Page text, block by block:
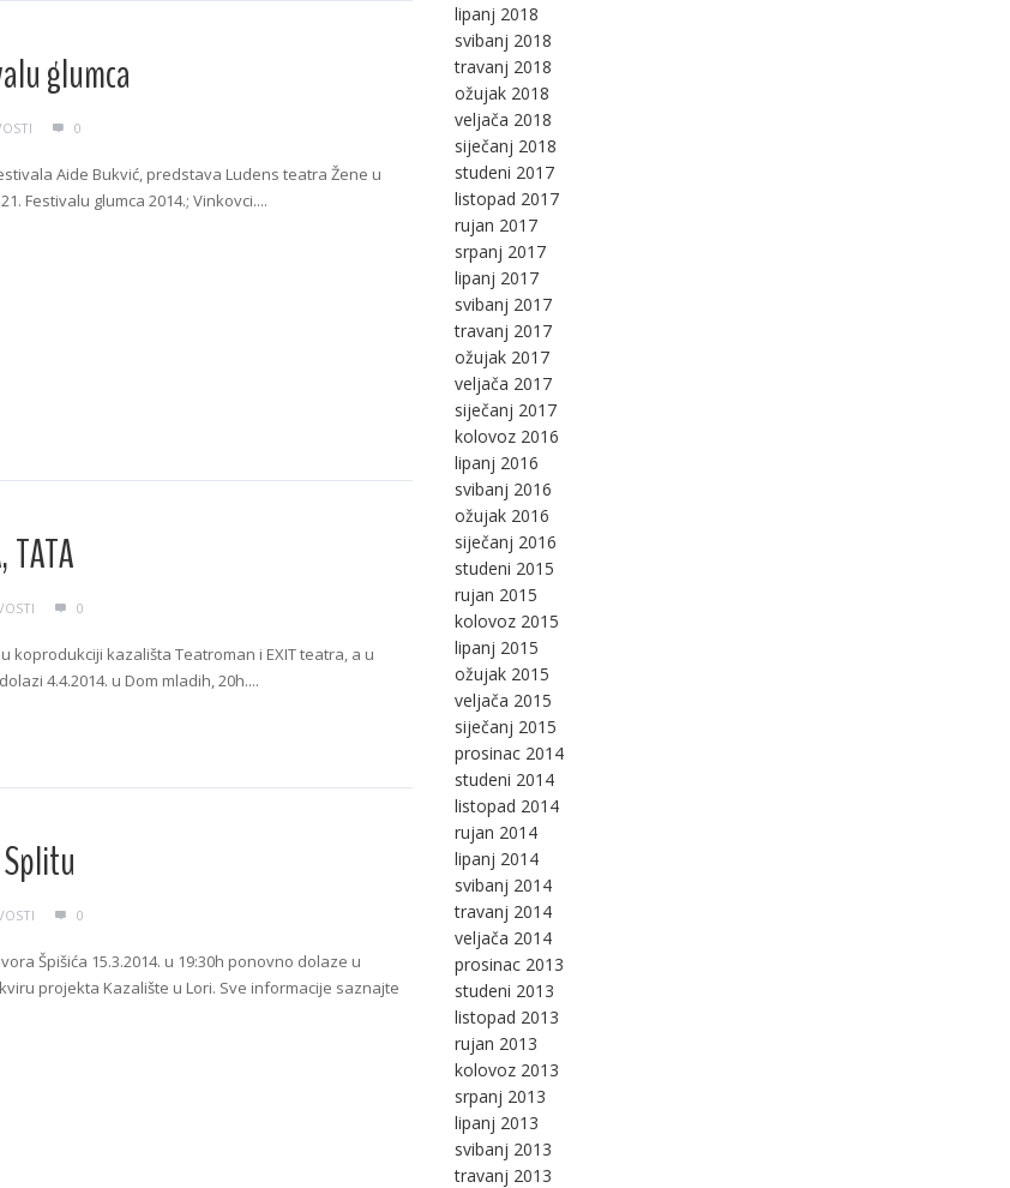
glumca
0
Aide Bukvić, predstava Ludens teatra Žene u
Festivalu glumca 2014.; Vinkovci....
0
koprodukciji kazališta Teatroman i EXIT teatra, a u
4.4.2014. u Dom mladih, 20h....
0
Špišića 15.3.2014. u 19:30h ponovno dolaze u
projekta Kazalište u Lori. Sve informacije saznajte
lipanj 2018
svibanj 2018
travanj 2018
ožujak 2018
veljača 2018
siječanj 2018
studeni 2017
listopad 2017
rujan 2017
srpanj 2017
lipanj 2017
svibanj 2017
travanj 2017
ožujak 2017
veljača 2017
siječanj 2017
kolovoz 2016
lipanj 2016
svibanj 2016
ožujak 2016
siječanj 2016
studeni 2015
rujan 2015
kolovoz 2015
lipanj 2015
ožujak 2015
veljača 2015
siječanj 2015
prosinac 2014
studeni 2014
listopad 2014
rujan 2014
lipanj 2014
svibanj 2014
travanj 2014
veljača 2014
prosinac 2013
studeni 2013
listopad 2013
rujan 2013
kolovoz 2013
srpanj 2013
lipanj 2013
svibanj 2013
travanj 2013